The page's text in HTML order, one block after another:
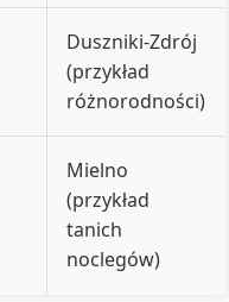
Duszniki-Zdrój
(przykład
różnorodności)
Mielno
(przykład
tanich
noclegów)